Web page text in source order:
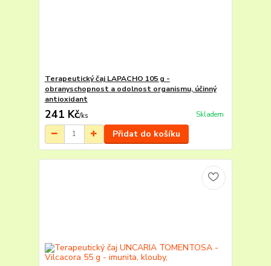
Terapeutický čaj LAPACHO 105 g -
obranyschopnost a odolnost organismu, účinný
antioxidant
241 Kč/ks Skladem
Přidat do košíku